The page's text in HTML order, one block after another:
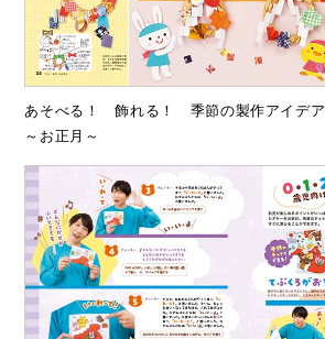
あそべる！ 飾れる！ 季節の製作アイデア
～お正月～